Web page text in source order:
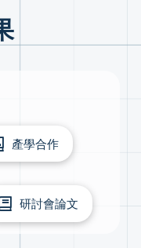
產學合作
研討會論文